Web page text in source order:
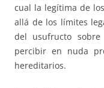
cual la legítima de
allá de los límites
del usufructo
percibir en nuda
hereditarios.